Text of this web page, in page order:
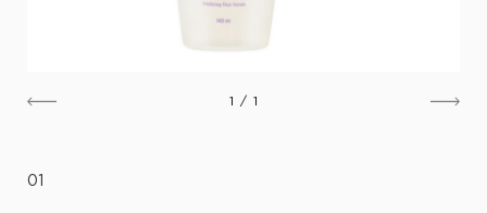
1 / 1
01